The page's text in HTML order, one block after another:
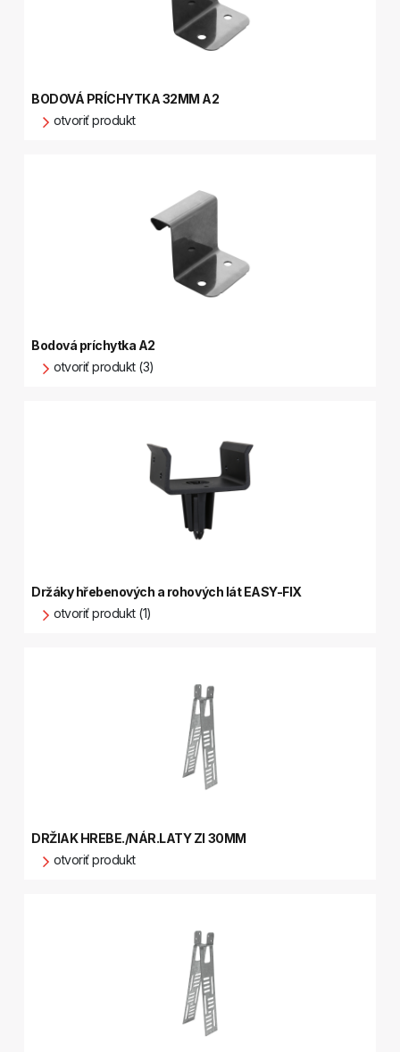
BODOVÁ PRÍCHYTKA 32MM A2
otvoriť produkt
Bodová príchytka A2
otvoriť produkt (3)
Držáky hřebenových a rohových lát EASY-FIX
otvoriť produkt (1)
DRŽIAK HREBE./NÁR.LATY ZI 30MM
otvoriť produkt